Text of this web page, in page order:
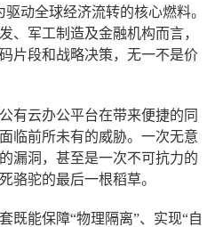
动全球经济流转的核心燃料。
、军工制造及金融机构而言，
片段和战略决策，无一不是价
有云办公平台在带来便捷的同
临前所未有的威胁。一次无意
漏洞，甚至是一次不可抗力的
骆驼的最后一根稻草。
既能保障“物理隔离”、实现“自